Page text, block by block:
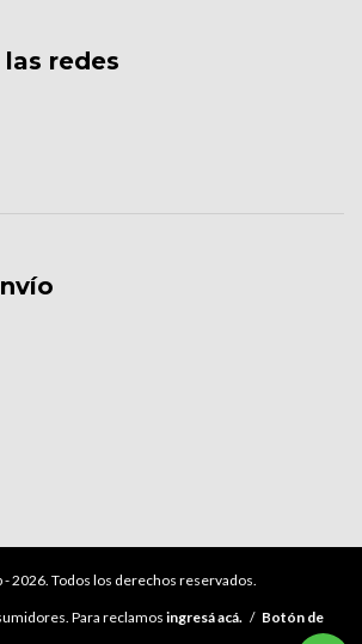
redes
2026. Todos los derechos reservados.
Para reclamos ingresá acá. / Botón de